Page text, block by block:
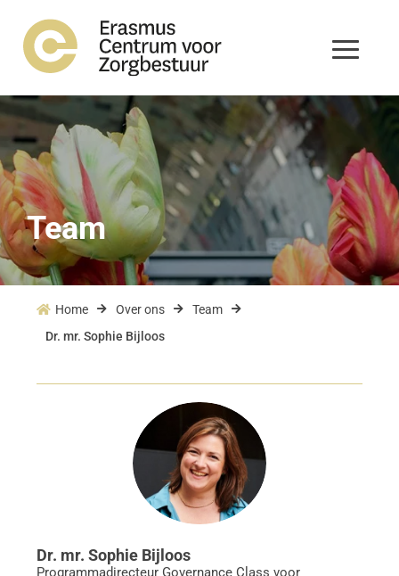
Team
 Home  Over ons  Team 
Dr. mr. Sophie Bijloos
Dr. mr. Sophie Bijloos
Programmadirecteur Governance Class voor